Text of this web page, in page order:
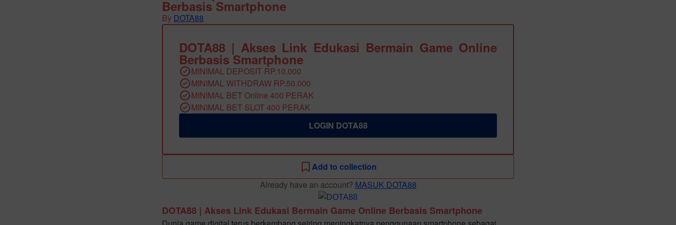
Berbasis Smartphone
By DOTA88
DOTA88 | Akses Link Edukasi Bermain Game Online
Berbasis Smartphone
MINIMAL DEPOSIT RP.10.000
MINIMAL WITHDRAW RP.50.000
MINIMAL BET Online 400 PERAK
MINIMAL BET SLOT 400 PERAK
LOGIN DOTA88
Add to collection
Already have an account? MASUK DOTA88
DOTA88 | Akses Link Edukasi Bermain Game Online Berbasis Smartphone